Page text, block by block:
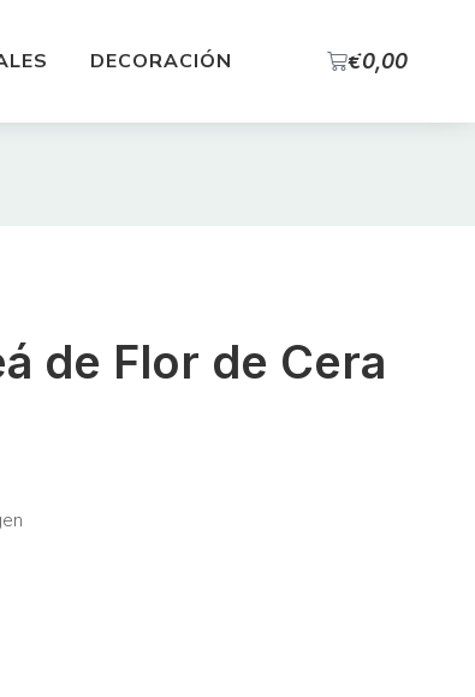
DECORACIÓN €0,00
de Flor de Cera